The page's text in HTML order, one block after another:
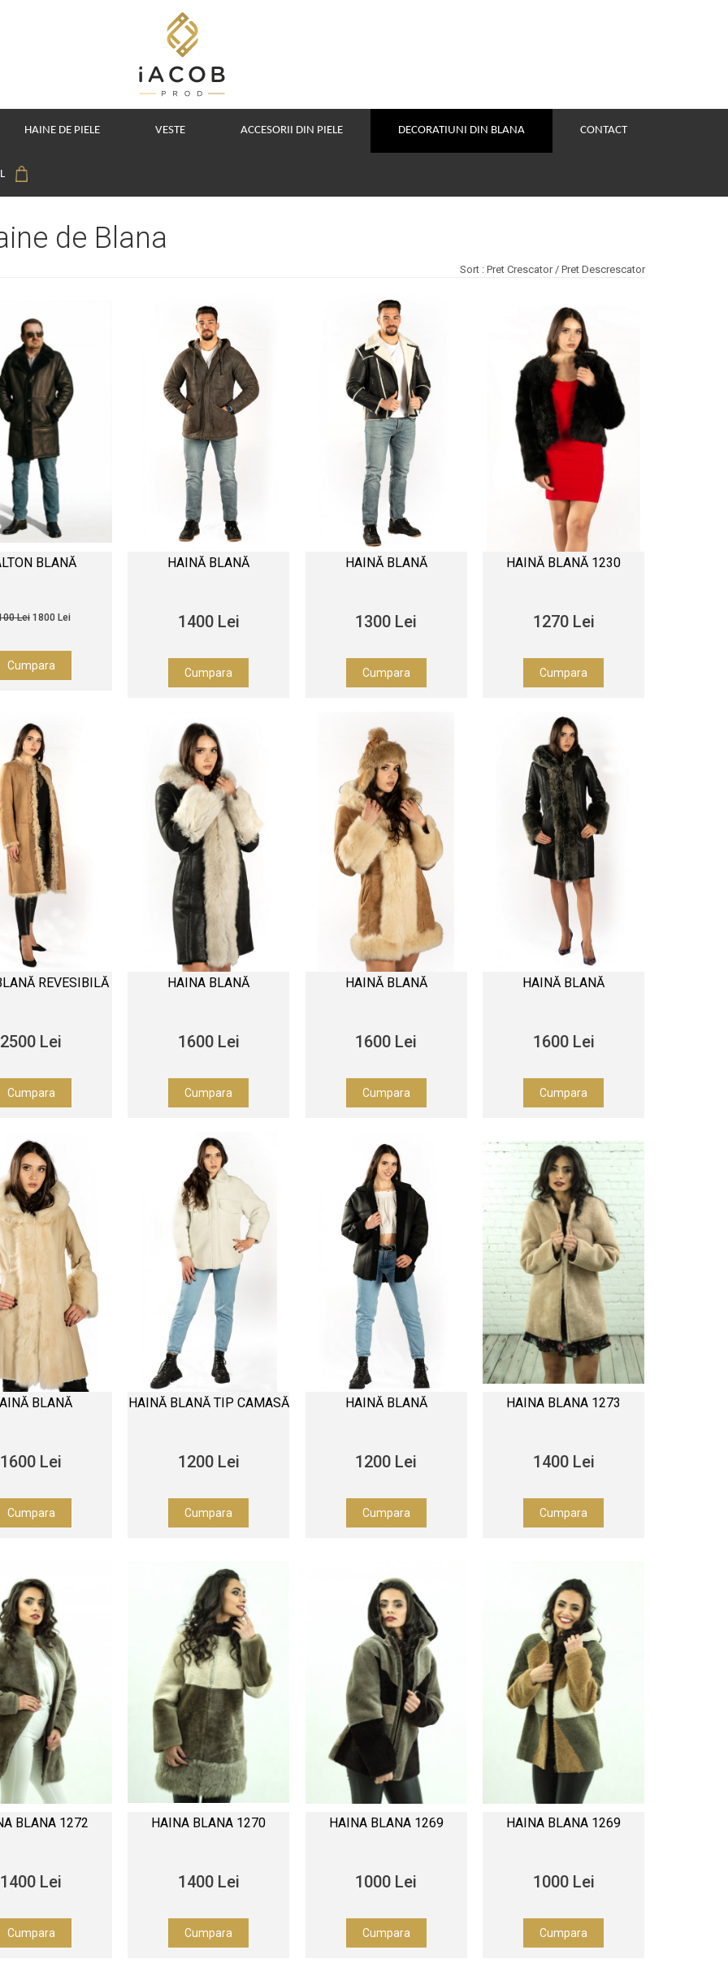
HAINE DE PIELE VESTE ACCESORII DIN PIELE DECORATIUNI DIN BLANA CONTACT
de Blana
Sort : Pret Crescator/ Pret Descrescator
BLANĂ
Lei 1800 Lei
Cumpara
HAINĂ BLANĂ
1400 Lei
Cumpara
HAINĂ BLANĂ
1300 Lei
Cumpara
HAINĂ BLANĂ 1230
1270 Lei
Cumpara
REVESIBILĂ
2500 Lei
Cumpara
HAINA BLANĂ
1600 Lei
Cumpara
HAINĂ BLANĂ
1600 Lei
Cumpara
HAINĂ BLANĂ
1600 Lei
Cumpara
BLANĂ
1600 Lei
Cumpara
HAINĂ BLANĂ TIP CAMASĂ
1200 Lei
Cumpara
HAINĂ BLANĂ
1200 Lei
Cumpara
HAINA BLANA 1273
1400 Lei
Cumpara
BLANA 1272
1400 Lei
Cumpara
HAINA BLANA 1270
1400 Lei
Cumpara
HAINA BLANA 1269
1000 Lei
Cumpara
HAINA BLANA 1269
1000 Lei
Cumpara